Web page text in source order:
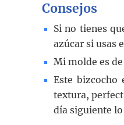
Consejos
Si no tienes
azúcar si usas
Mi molde es
Este bizcocho
textura,
día siguiente lo